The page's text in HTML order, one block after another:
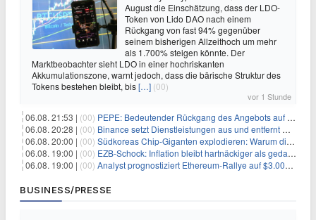
August die Einschätzung, dass der LDO-
Token von Lido DAO nach einem
Rückgang von fast 94% gegenüber
seinem bisherigen Allzeithoch um mehr
als 1.700% steigen könnte. Der
Marktbeobachter sieht LDO in einer hochriskanten
Akkumulationszone, warnt jedoch, dass die bärische Struktur des
Tokens bestehen bleibt, bis[…] (00)
vor 1 Stunde
06.08. 21:53 | (00) PEPE: Bedeutender Rückgang des Angebots auf Börsen – Was kommt als Nächstes?
06.08. 20:28 | (00) Binance setzt Dienstleistungen aus und entfernt mehrere Krypto-Paare: Wer ist betroffen?
06.08. 20:00 | (00) Südkoreas Chip-Giganten explodieren: Warum dieser Rekord-Tag die KI-Branche erschüttert
06.08. 19:00 | (00) EZB-Schock: Inflation bleibt hartnäckiger als gedacht – 2027 wird zum kritischen Test
06.08. 19:00 | (00) Analyst prognostiziert Ethereum-Rallye auf $3.000 nach entscheidendem On-Chain-Ausbruch
BUSINESS/PRESSE